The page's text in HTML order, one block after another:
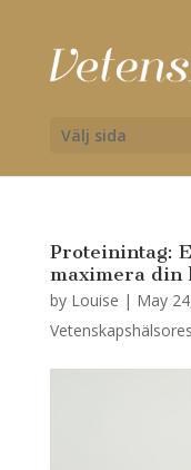
Välj sida
Proteinintag:
maximera din
by Louise | May